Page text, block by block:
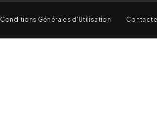
Conditions Générales d'Utilisation